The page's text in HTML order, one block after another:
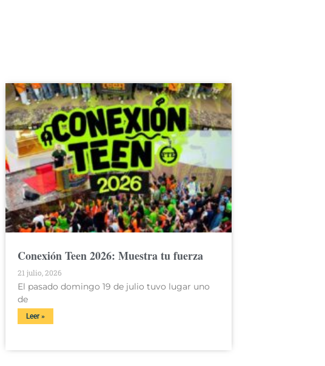
Conexión Teen 2026: Muestra tu fuerza
21 julio, 2026
El pasado domingo 19 de julio tuvo lugar uno
de
Leer »